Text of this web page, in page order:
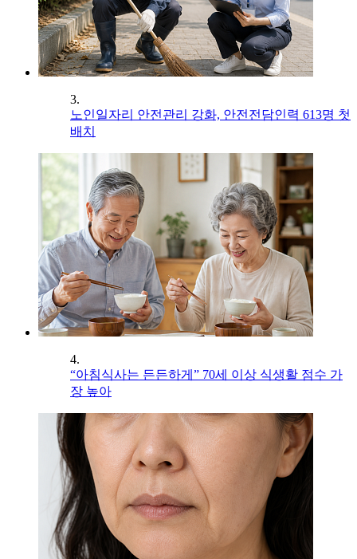
3.
노인일자리 안전관리 강화, 안전전담인력 613명 첫
배치
4.
“아침식사는 든든하게” 70세 이상 식생활 점수 가
장 높아